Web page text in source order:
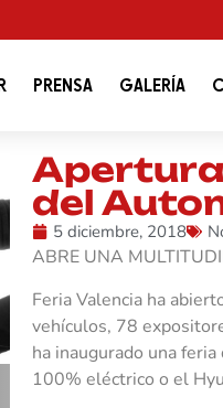
PRENSA GALERÍA
del
5 diciembre, 2018
ABRE UNA
Feria Valencia ha
vehículos, 78
ha inaugurado una
100% eléctrico o el